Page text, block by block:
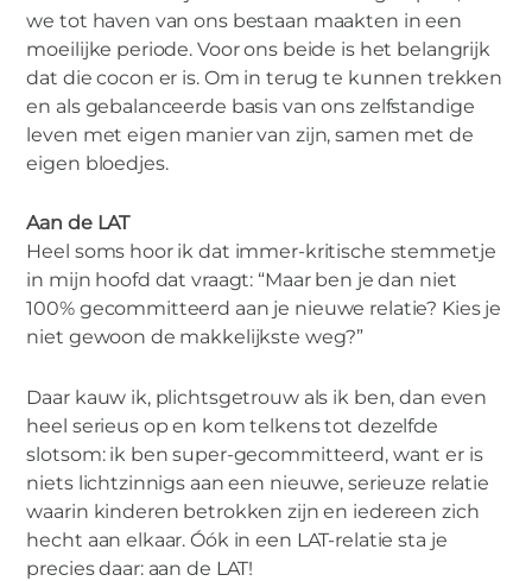
we tot haven van ons bestaan maakten in een
moeilijke periode. Voor ons beide is het belangrijk
dat die cocon er is. Om in terug te kunnen trekken
en als gebalanceerde basis van ons zelfstandige
leven met eigen manier van zijn, samen met de
eigen bloedjes.
Aan de LAT
Heel soms hoor ik dat immer-kritische stemmetje
in mijn hoofd dat vraagt: “Maar ben je dan niet
100% gecommitteerd aan je nieuwe relatie? Kies je
niet gewoon de makkelijkste weg?”
Daar kauw ik, plichtsgetrouw als ik ben, dan even
heel serieus op en kom telkens tot dezelfde
slotsom: ik ben super-gecommitteerd, want er is
niets lichtzinnigs aan een nieuwe, serieuze relatie
waarin kinderen betrokken zijn en iedereen zich
hecht aan elkaar. Óók in een LAT-relatie sta je
precies daar: aan de LAT!